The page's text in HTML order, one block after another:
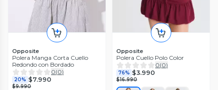
Opposite
Polera Manga Corta Cuello
Redondo con Bordado
0(0)
20% $7.990
$9.990
Opposite
Polera Cuello Polo Color
0(0)
76% $3.990
$16.990